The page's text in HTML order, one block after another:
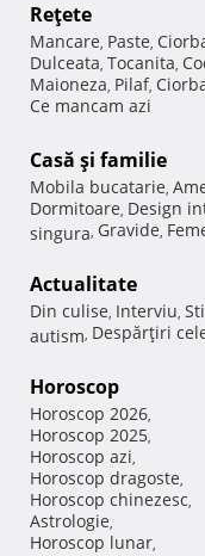
Reţete
Mancare, Paste,
Dulceata, Tocanita,
Maioneza, Pilaf,
Ce mancam azi
Casă şi familie
Mobila bucatarie,
Dormitoare, Design
singura, Gravide,
Actualitate
Din culise, Interviu,
autism, Despărţiri
Horoscop
Horoscop 2026,
Horoscop 2025,
Horoscop azi,
Horoscop dragoste,
Horoscop chinezesc,
Astrologie,
Horoscop lunar,